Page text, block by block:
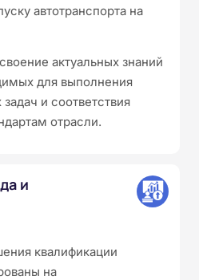
автотранспорта на
актуальных знаний
для выполнения
и соответствия
отрасли.
и
квалификации
на